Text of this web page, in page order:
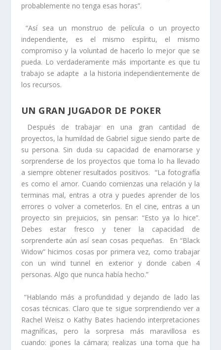
probablemente no tenga esas horas”.
“Así sea un monstruo de película o un proyecto
independiente, es el mismo espíritu, el mismo
compromiso y la voluntad de hacerlo lo mejor que se
pueda. Lo verdaderamente más importante es que tu
trabajo se adapte a la historia independientemente de
los recursos.
UN GRAN JUGADOR DE POKER
Después de trabajar en una gran cantidad de
proyectos, la humildad de Gabriel sigue siendo parte de
su persona. Sin duda su capacidad de enamorarse y
sorprenderse de los proyectos que toma lo ha llevado
a siempre obtener resultados positivos. “La fotografía
es como el amor. Cuando comienzas una relación y la
terminas mal, entras a otra y puedes aprender de los
errores o volver a cometerlos. En el cine, entras a un
proyecto sin prejuicios, sin pensar: “Esto ya lo hice”.
Debes estar fresco y tener la capacidad de
sorprenderte aún así sean cosas pequeñas. En “Black
Widow” hicimos cosas por primera vez, como trabajar
con un wind tunnel en exterior y donde caben 4
personas. Algo que nunca había hecho.”
“Hablando más a profundidad y dejando de lado las
cosas técnicas. Claro que te sigue sorprendiendo ver a
Rachel Weisz o Kathy Bates haciendo interpretaciones
magníficas, pero la sorpresa más maravillosa es
cuando: ¡pones la cámara; realizas una toma que ha